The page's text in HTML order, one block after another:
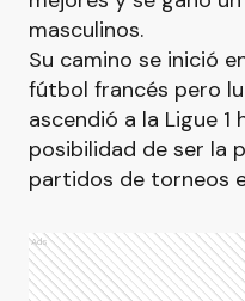
masculinos.
Su camino se inició
fútbol francés pero
ascendió a la Ligue 1
posibilidad de ser la
partidos de torneos
Ads